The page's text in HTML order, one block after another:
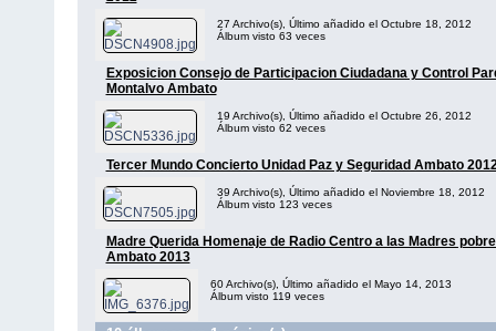
27 Archivo(s), Último añadido el Octubre 18, 2012
Álbum visto 63 veces
Exposicion Consejo de Participacion Ciudadana y Control
Montalvo Ambato
19 Archivo(s), Último añadido el Octubre 26, 2012
Álbum visto 62 veces
Tercer Mundo Concierto Unidad Paz y Seguridad Ambato
39 Archivo(s), Último añadido el Noviembre 18, 2012
Álbum visto 123 veces
Madre Querida Homenaje de Radio Centro a las Madres
Ambato 2013
60 Archivo(s), Último añadido el Mayo 14, 2013
Álbum visto 119 veces